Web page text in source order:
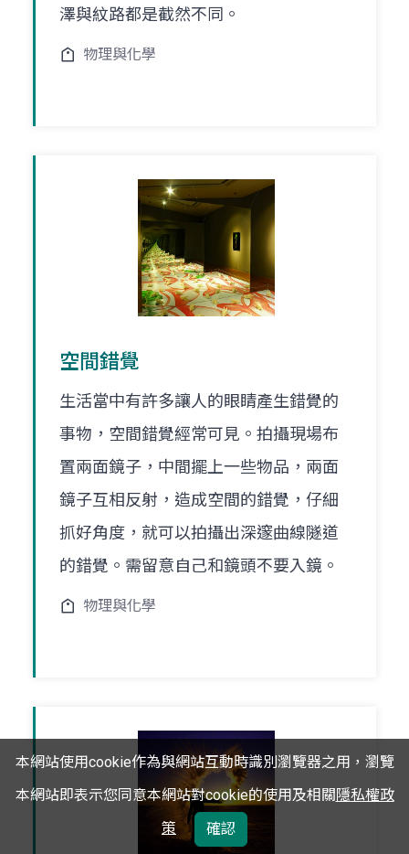
澤與紋路都是截然不同。
物理與化學
空間錯覺
生活當中有許多讓人的眼睛產生錯覺的
事物，空間錯覺經常可見。拍攝現場布
置兩面鏡子，中間擺上一些物品，兩面
鏡子互相反射，造成空間的錯覺，仔細
抓好角度，就可以拍攝出深邃曲線隧道
的錯覺。需留意自己和鏡頭不要入鏡。
物理與化學
本網站使用cookie作為與網站互動時識別瀏覽器之用，瀏覽
本網站即表示您同意本網站對cookie的使用及相關隱私權政
策
確認